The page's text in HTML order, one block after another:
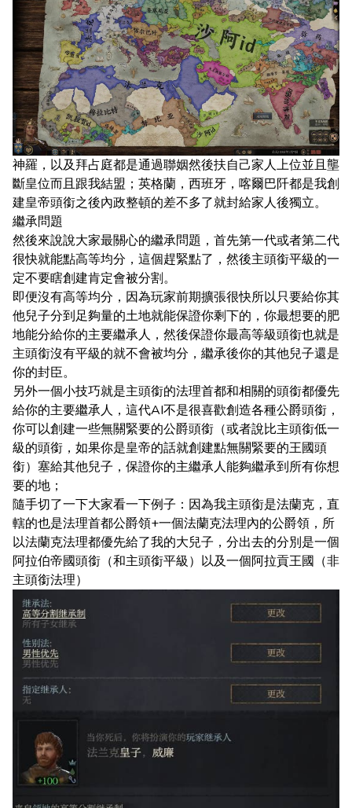
神羅，以及拜占庭都是通過聯姻然後扶自己家人上位並且壟
斷皇位而且跟我結盟；英格蘭，西班牙，喀爾巴阡都是我創
建皇帝頭銜之後內政整頓的差不多了就封給家人後獨立。
繼承問題
然後來說說大家最關心的繼承問題，首先第一代或者第二代
很快就能點高等均分，這個趕緊點了，然後主頭銜平級的一
定不要瞎創建肯定會被分割。
即便沒有高等均分，因為玩家前期擴張很快所以只要給你其
他兒子分到足夠量的土地就能保證你剩下的，你最想要的肥
地能分給你的主要繼承人，然後保證你最高等級頭銜也就是
主頭銜沒有平級的就不會被均分，繼承後你的其他兒子還是
你的封臣。
另外一個小技巧就是主頭銜的法理首都和相關的頭銜都優先
給你的主要繼承人，這代AI不是很喜歡創造各種公爵頭銜，
你可以創建一些無關緊要的公爵頭銜（或者說比主頭銜低一
級的頭銜，如果你是皇帝的話就創建點無關緊要的王國頭
銜）塞給其他兒子，保證你的主繼承人能夠繼承到所有你想
要的地；
隨手切了一下大家看一下例子：因為我主頭銜是法蘭克，直
轄的也是法理首都公爵領+一個法蘭克法理內的公爵領，所
以法蘭克法理都優先給了我的大兒子，分出去的分別是一個
阿拉伯帝國頭銜（和主頭銜平級）以及一個阿拉貢王國（非
主頭銜法理）